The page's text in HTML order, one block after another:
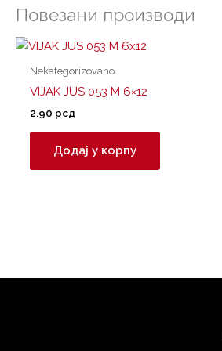
Повезани производи
Nekategorizovano
VIJAK JUS 053 M 6×12
2.90 рсд
Додај у корпу